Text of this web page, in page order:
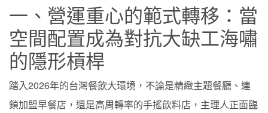
一、營運重心的範式轉移：當
空間配置成為對抗大缺工海嘯
的隱形槓桿
踏入2026年的台灣餐飲大環境，不論是精緻主題餐廳、連
鎖加盟早餐店，還是高周轉率的手搖飲料店，主理人正面臨